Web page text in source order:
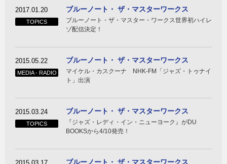
2017.01.20
TOPICS
ブルーノート・ ザ・マスターワークス
ブルーノート・ザ・マスター・ワークス世界初ハイレ
ゾ配信決定！
2015.05.22
MEDIA - RADIO
ブルーノート・ ザ・マスターワークス
マイケル・カスクーナ NHK-FM「ジャズ・トゥナイ
ト」出演
2015.03.24
TOPICS
ブルーノート・ ザ・マスターワークス
『ジャズ・レディ・イン・ニューヨーク』がDU
BOOKSから4/10発売！
ブルーノート・ ザ・マスターワークス